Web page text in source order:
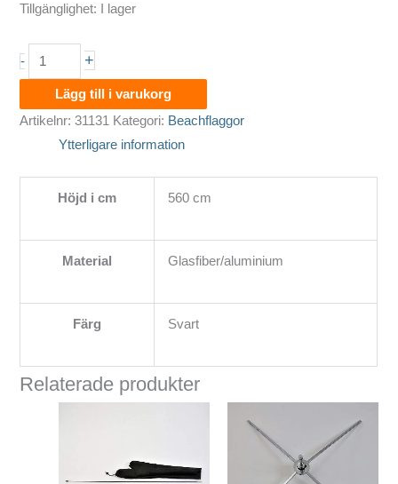
Tillgänglighet: I lager
-
Mast
till
beachflagga
dropp-
bågform
+
Lägg till i varukorg
Artikelnr:31131 Kategori: Beachflaggor
Ytterligare information
Höjd i cm 560 cm
Material Glasfiber/aluminium
Färg Svart
Relaterade produkter